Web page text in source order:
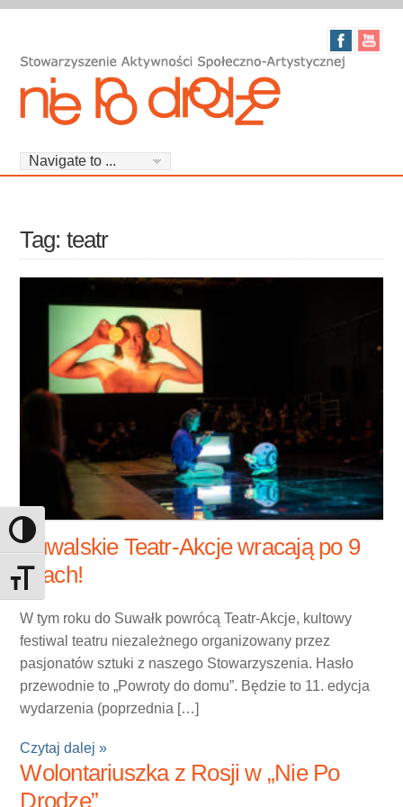
Toggle High Contrast
Toggle Font size
Tag: teatr
Suwalskie Teatr-Akcje wracają po 9
latach!
W tym roku do Suwałk powrócą Teatr-Akcje, kultowy
festiwal teatru niezależnego organizowany przez
pasjonatów sztuki z naszego Stowarzyszenia. Hasło
przewodnie to „Powroty do domu”. Będzie to 11. edycja
wydarzenia (poprzednia […]
Czytaj dalej »
Wolontariuszka z Rosji w „Nie Po
Drodze”